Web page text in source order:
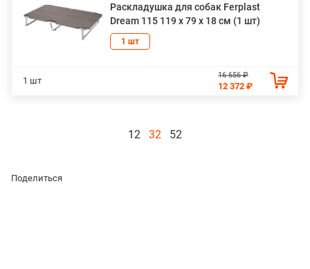
Раскладушка для собак Ferplast
Dream 115 119 х 79 х 18 см (1 шт)
1 шт
1 шт
16 656 ₽
12 372 ₽
12 32 52
Поделиться